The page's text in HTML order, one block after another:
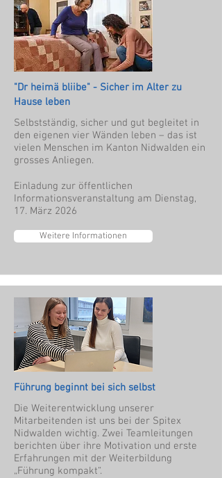
"Dr heimä bliibe" - Sicher im Alter zu
Hause leben
Selbstständig, sicher und gut begleitet in
den eigenen vier Wänden leben – das ist
vielen Menschen im Kanton Nidwalden ein
grosses Anliegen.
Einladung zur öffentlichen
Informationsveranstaltung am Dienstag,
17. März 2026
Weitere Informationen
Führung beginnt bei sich selbst
Die Weiterentwicklung unserer
Mitarbeitenden ist uns bei der Spitex
Nidwalden wichtig. Zwei Teamleitungen
berichten über ihre Motivation und erste
Erfahrungen mit der Weiterbildung
„Führung kompakt“.